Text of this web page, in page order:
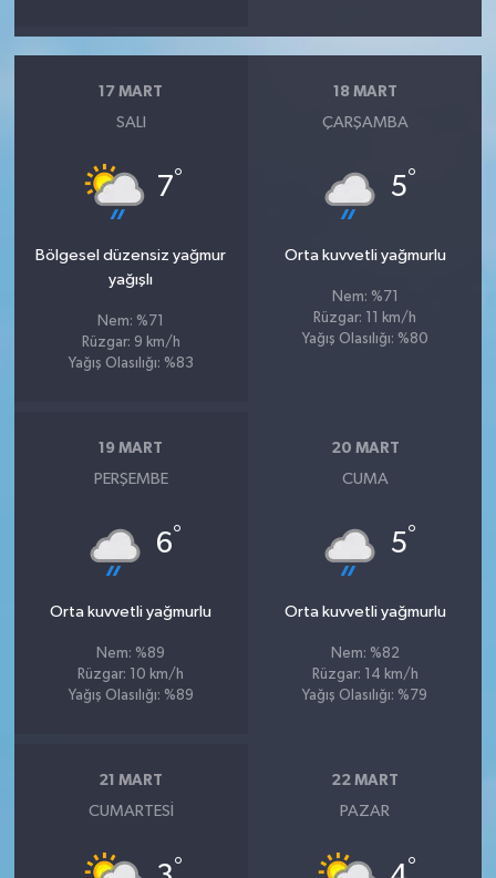
17 MART
SALI
7°
Bölgesel düzensiz yağmur
yağışlı
Nem: %71
Rüzgar: 9 km/h
Yağış Olasılığı: %83
18 MART
ÇARŞAMBA
5°
Orta kuvvetli yağmurlu
Nem: %71
Rüzgar: 11 km/h
Yağış Olasılığı: %80
19 MART
PERŞEMBE
6°
Orta kuvvetli yağmurlu
Nem: %89
Rüzgar: 10 km/h
Yağış Olasılığı: %89
20 MART
CUMA
5°
Orta kuvvetli yağmurlu
Nem: %82
Rüzgar: 14 km/h
Yağış Olasılığı: %79
21 MART
CUMARTESI
°
22 MART
PAZAR
°